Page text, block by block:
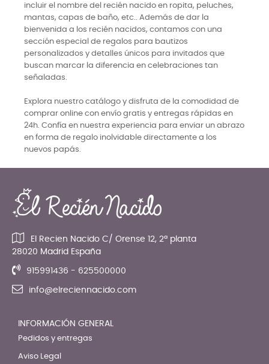
incluir el nombre del recién nacido en ropita, peluches,
mantas, capas de baño, etc.. Además de dar la
bienvenida a los recién nacidos, contamos con una
sección especial de regalos para bautizos
personalizados y detalles únicos para invitados que
buscan marcar la diferencia en celebraciones tan
señaladas.
Explora nuestro catálogo y disfruta de la comodidad de
comprar online con envío gratis y entregas rápidas en
24h. Confía en nuestra experiencia para enviar un abrazo
en forma de regalo inolvidable directamente a los
nuevos papás.
El Recien Nacido C/ Orense 12, 2ª planta
28020 Madrid España
915991436 - 625500000
info@elreciennacido.com
INFORMACIÓN GENERAL
Pedidos y entregas
Aviso Legal